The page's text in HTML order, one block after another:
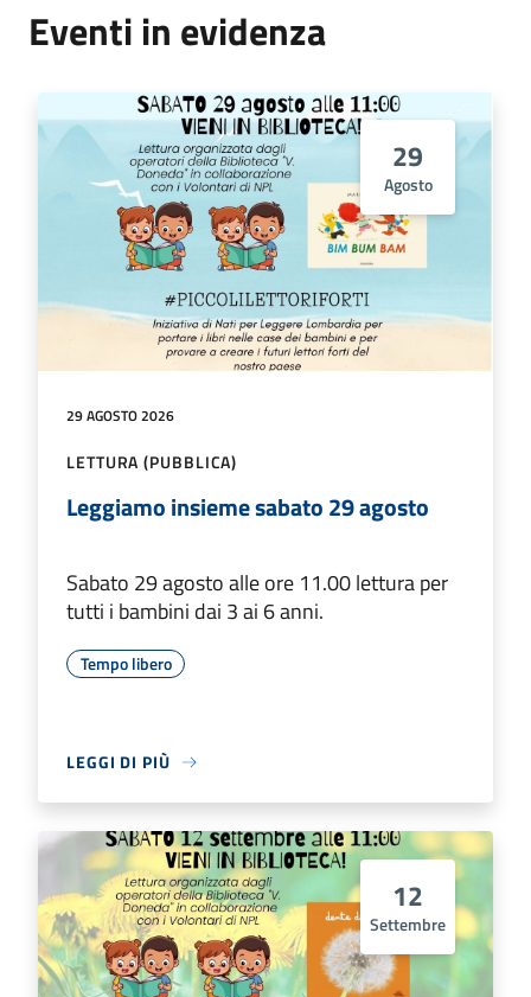
Eventi in evidenza
29
Agosto
29 AGOSTO 2026
LETTURA (PUBBLICA)
Leggiamo insieme sabato 29 agosto
Sabato 29 agosto alle ore 11.00 lettura per
tutti i bambini dai 3 ai 6 anni.
Tempo libero
LEGGI DI PIÙ
12
Settembre